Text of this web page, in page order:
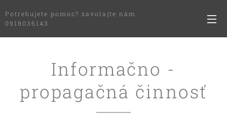
Potrebujete pomoc? zavolajte nám
0918036143
Informačno -
propagačná činnosť